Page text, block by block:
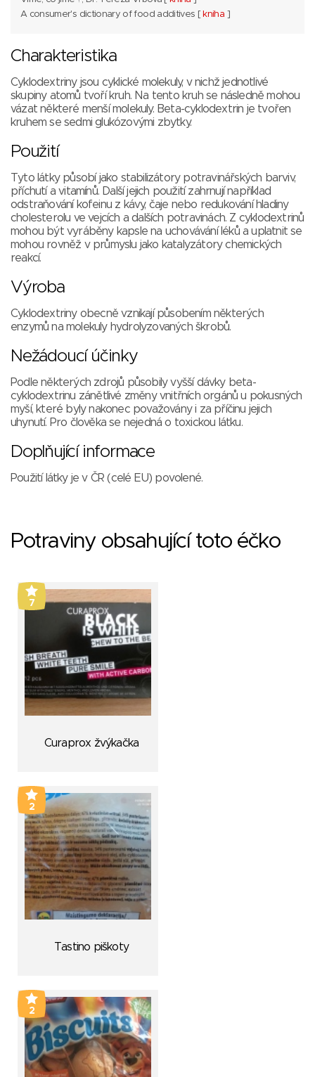
A consumer's dictionary of food additives [ kniha ]
Charakteristika
Cyklodextriny jsou cyklické molekuly, v nichž jednotlivé
skupiny atomů tvoří kruh. Na tento kruh se následně mohou
vázat některé menší molekuly. Beta-cyklodextrin je tvořen
kruhem se sedmi glukózovými zbytky.
Použití
Tyto látky působí jako stabilizátory potravinářských barviv,
příchutí a vitamínů. Další jejich použití zahrnují například
odstraňování kofeinu z kávy, čaje nebo redukování hladiny
cholesterolu ve vejcích a dalších potravinách. Z cyklodextrinů
mohou být vyráběny kapsle na uchovávání léků a uplatnit se
mohou rovněž v průmyslu jako katalyzátory chemických
reakcí.
Výroba
Cyklodextriny obecně vznikají působením některých
enzymů na molekuly hydrolyzovaných škrobů.
Nežádoucí účinky
Podle některých zdrojů působily vyšší dávky beta-
cyklodextrinu zánětlivé změny vnitřních orgánů u pokusných
myší, které byly nakonec považovány i za příčinu jejich
uhynutí. Pro člověka se nejedná o toxickou látku.
Doplňující informace
Použití látky je v ČR (celé EU) povolené.
Potraviny obsahující toto éčko
7
Curaprox žvýkačka
2
Tastino piškoty
2